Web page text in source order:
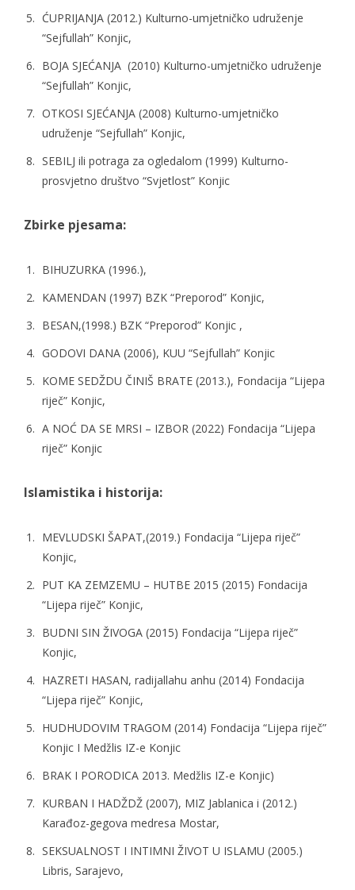
ĆUPRIJANJA(2012.) Kulturno-umjetničko udruženje
“Sejfullah” Konjic,
BOJA SJEĆANJA(2010) Kulturno-umjetničko udruženje
“Sejfullah” Konjic,
OTKOSI SJEĆANJA(2008) Kulturno-umjetničko
udruženje “Sejfullah” Konjic,
SEBILJ ili potraga za ogledalom (1999) Kulturno-
prosvjetno društvo “Svjetlost” Konjic
Zbirke pjesama:
BIHUZURKA(1996.),
KAMENDAN (1997) BZK “Preporod” Konjic,
BESAN,(1998.) BZK “Preporod” Konjic ,
GODOVI DANA(2006), KUU “Sejfullah” Konjic
KOME SEDŽDU ČINIŠ BRATE(2013.), Fondacija “Lijepa
riječ” Konjic,
A NOĆ DA SE MRSI – IZBOR (2022) Fondacija “Lijepa
riječ” Konjic
Islamistika i historija:
MEVLUDSKI ŠAPAT,(2019.) Fondacija “Lijepa riječ”
Konjic,
PUT KA ZEMZEMU – HUTBE2015 (2015) Fondacija
“Lijepa riječ” Konjic,
BUDNI SIN ŽIVOGA (2015) Fondacija “Lijepa riječ”
Konjic,
HAZRETI HASAN, radijallahu anhu (2014) Fondacija
“Lijepa riječ” Konjic,
HUDHUDOVIM TRAGOM (2014) Fondacija “Lijepa riječ”
Konjic I Medžlis IZ-e Konjic
BRAK I PORODICA 2013. Medžlis IZ-e Konjic)
KURBAN I HADŽDŽ(2007), MIZ Jablanica i (2012.)
Karađoz-gegova medresa Mostar,
SEKSUALNOST I INTIMNI ŽIVOT U ISLAMU (2005.)
Libris, Sarajevo,